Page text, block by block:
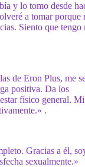
y lo tomo desde
a tomar porque
Siento que tengo
de Eron Plus, me
positiva. Da los
físico general. Mi
.
Gracias a él,
sexualmente.»